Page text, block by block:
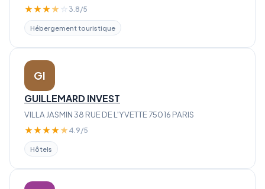
★★★★ ☆ 3.8/5
Hébergement touristique
GI
GUILLEMARD INVEST
VILLA JASMIN 38 RUE DE L'YVETTE 75016 PARIS
★★★★★ 4.9/5
Hôtels